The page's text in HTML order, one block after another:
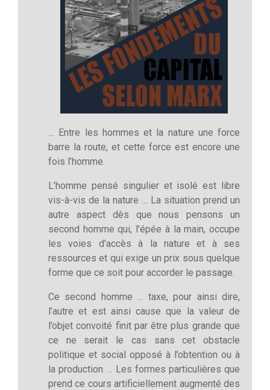
… Entre les hommes et la nature une force
barre la route, et cette force est encore une
fois l’homme.
L’homme pensé singulier et isolé est libre
vis-à-vis de la nature … La situation prend un
autre aspect dès que nous pensons un
second homme qui, l’épée à la main, occupe
les voies d’accès à la nature et à ses
ressources et qui exige un prix sous quelque
forme que ce soit pour accorder le passage.
Ce second homme … taxe, pour ainsi dire,
l’autre et est ainsi cause que la valeur de
l’objet convoité finit par être plus grande que
ce ne serait le cas sans cet obstacle
politique et social opposé à l’obtention ou à
la production … Les formes particulières que
prend ce cours artificiellement augmenté des